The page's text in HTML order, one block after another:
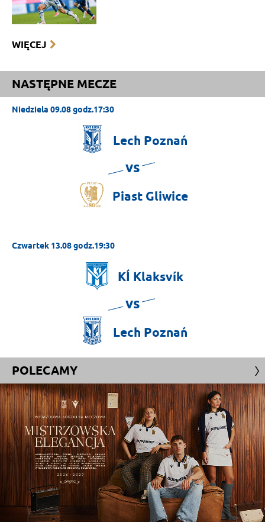
WIĘCEJ
NASTĘPNE MECZE
Niedziela 09.08 godz.17:30
Lech Poznań
vs
Piast Gliwice
Czwartek 13.08 godz.19:30
KÍ Klaksvík
vs
Lech Poznań
POLECAMY